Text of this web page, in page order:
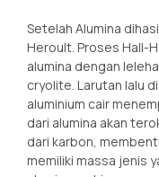
Setelah Alumina
Heroult. Proses Hall-
alumina dengan
cryolite. Larutan lalu
aluminium cair
dari alumina akan
dari karbon,
memiliki massa jenis